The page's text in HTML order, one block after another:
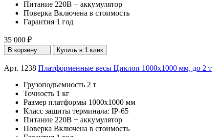
Питание 220В + аккумулятор
Поверка Включена в стоимость
Гарантия 1 год
35 000 ₽
В корзину Купить в 1 клик
Арт. 1238 Платформенные весы Циклоп 1000х1000 мм, до 2 т
Грузоподъемность 2 т
Точность 1 кг
Размер платформы 1000х1000 мм
Класс защиты терминала: IP-65
Питание 220В + аккумулятор
Поверка Включена в стоимость